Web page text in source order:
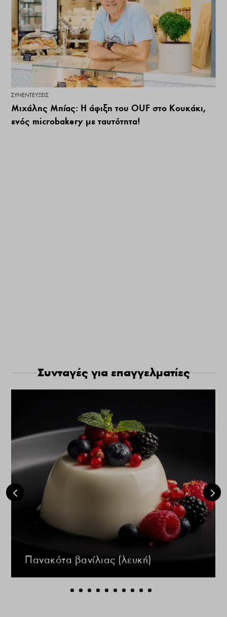
ΣΥΝΕΝΤΕΎΞΕΙΣ
Μιχάλης Μπίας: Η άφιξη του OUF στο Κουκάκι,
ενός microbakery με ταυτότητα!
Συνταγές για επαγγελματίες
Πανακότα βανίλιας (λευκή)